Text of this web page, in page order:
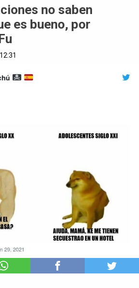
no saben
es bueno, por